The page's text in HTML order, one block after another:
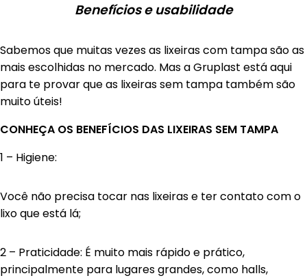
Benefícios e usabilidade
Sabemos que muitas vezes as lixeiras com tampa são as
mais escolhidas no mercado. Mas a Gruplast está aqui
para te provar que as lixeiras sem tampa também são
muito úteis!
CONHEÇA OS BENEFÍCIOS DAS LIXEIRAS SEM TAMPA
1 – Higiene:
Você não precisa tocar nas lixeiras e ter contato com o
lixo que está lá;
2 – Praticidade: É muito mais rápido e prático,
principalmente para lugares grandes, como halls,